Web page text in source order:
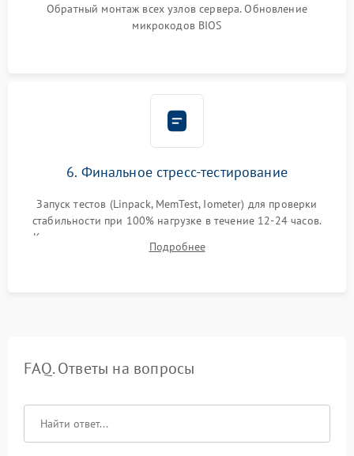
Обратный монтаж всех узлов сервера. Обновление
микрокодов BIOS
6. Финальное стресс-тестирование
Запуск тестов (Linpack, MemTest, Iometer) для проверки
стабильности при 100% нагрузке в течение 12-24 часов.
Контроль температурных режимов, проверка отсутствия
троттлинга и подготовка сервера к выдаче.
Подробнее
FAQ. Ответы на вопросы